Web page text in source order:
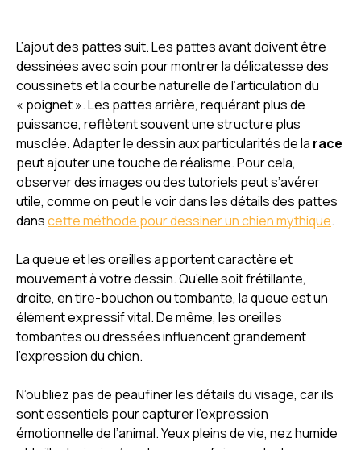
L’ajout des pattes suit. Les pattes avant doivent être
dessinées avec soin pour montrer la délicatesse des
coussinets et la courbe naturelle de l’articulation du
« poignet ». Les pattes arrière, requérant plus de
puissance, reflètent souvent une structure plus
musclée. Adapter le dessin aux particularités de la race
peut ajouter une touche de réalisme. Pour cela,
observer des images ou des tutoriels peut s’avérer
utile, comme on peut le voir dans les détails des pattes
danscette méthode pour dessiner un chien mythique.
La queue et les oreilles apportent caractère et
mouvement à votre dessin. Qu’elle soit frétillante,
droite, en tire-bouchon ou tombante, la queue est un
élément expressif vital. De même, les oreilles
tombantes ou dressées influencent grandement
l’expression du chien.
N’oubliez pas de peaufiner les détails du visage, car ils
sont essentiels pour capturer l’expression
émotionnelle de l’animal. Yeux pleins de vie, nez humide